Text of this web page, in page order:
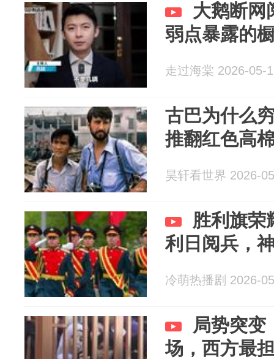
大鹅断网
弱点暴露的
走过海棠 2026-05-
古巴为什么
推翻红色高
昊轩看世界 2026-
胜利旗荣
利日阅兵，
冷萌热播剧 2026-
局势突变
场，西方最